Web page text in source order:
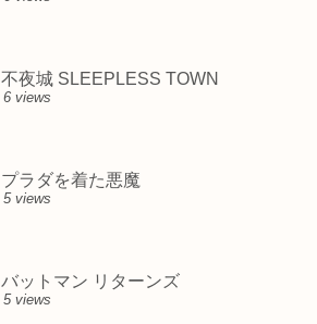
不夜城 SLEEPLESS TOWN
6 views
プラダを着た悪魔
5 views
バットマン リターンズ
5 views